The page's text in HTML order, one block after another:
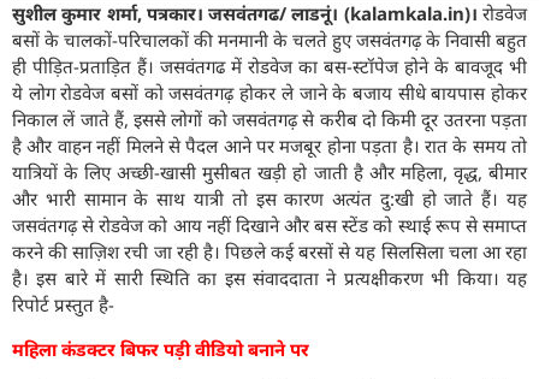
सुशील कुमार शर्मा, पत्रकार। जसवंतगढ/ लाडनूं। (kalamkala.in)। रोडवेज
बसों के चालकों-परिचालकों की मनमानी के चलते हुए जसवंतगढ़ के निवासी बहुत
ही पीड़ित-प्रताड़ित हैं। जसवंतगढ में रोडवेज का बस-स्टॉपेज होने के बावजूद भी
ये लोग रोडवेज बसों को जसवंतगढ़ होकर ले जाने के बजाय सीधे बायपास होकर
निकाल लें जाते हैं, इससे लोगों को जसवंतगढ़ से करीब दो किमी दूर उतरना पड़ता
है और वाहन नहीं मिलने से पैदल आने पर मजबूर होना पड़ता है। रात के समय तो
यात्रियों के लिए अच्छी-खासी मुसीबत खड़ी हो जाती है और महिला, वृद्ध, बीमार
और भारी सामान के साथ यात्री तो इस कारण अत्यंत दु:खी हो जाते हैं। यह
जसवंतगढ़ से रोडवेज को आय नहीं दिखाने और बस स्टेंड को स्थाई रूप से समाप्त
करने की साज़िश रची जा रही है। पिछले कई बरसों से यह सिलसिला चला आ रहा
है। इस बारे में सारी स्थिति का इस संवाददाता ने प्रत्यक्षीकरण भी किया। यह
रिपोर्ट प्रस्तुत है-
महिला कंडक्टर बिफर पड़ी वीडियो बनाने पर